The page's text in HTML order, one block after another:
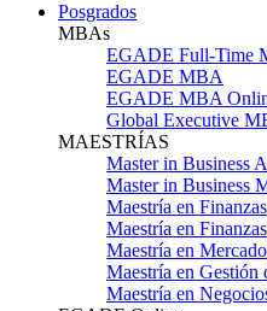
Posgrados
MBAs
EGADE Full-Time
EGADE MBA
EGADE MBA
Global Executive
MAESTRÍAS
Master in Business
Master in Business
Maestría en Finanzas
Maestría en
Maestría en
Maestría en
Maestría en